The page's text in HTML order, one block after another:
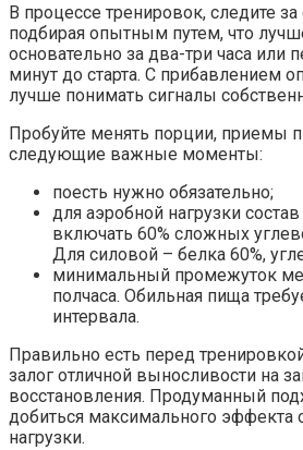
В процессе тренировок, следите
подбирая опытным путем, что
основательно за два-три часа или
минут до старта. С прибавлением
лучше понимать сигналы
Пробуйте менять порции, приемы
следующие важные моменты:
поесть нужно обязательно;
для аэробной нагрузки
включать 60% сложных
Для силовой – белка 60%,
минимальный промежуток
полчаса. Обильная пища
интервала.
Правильно есть перед
залог отличной выносливости на
восстановления. Продуманный
добиться максимального эффекта
нагрузки.